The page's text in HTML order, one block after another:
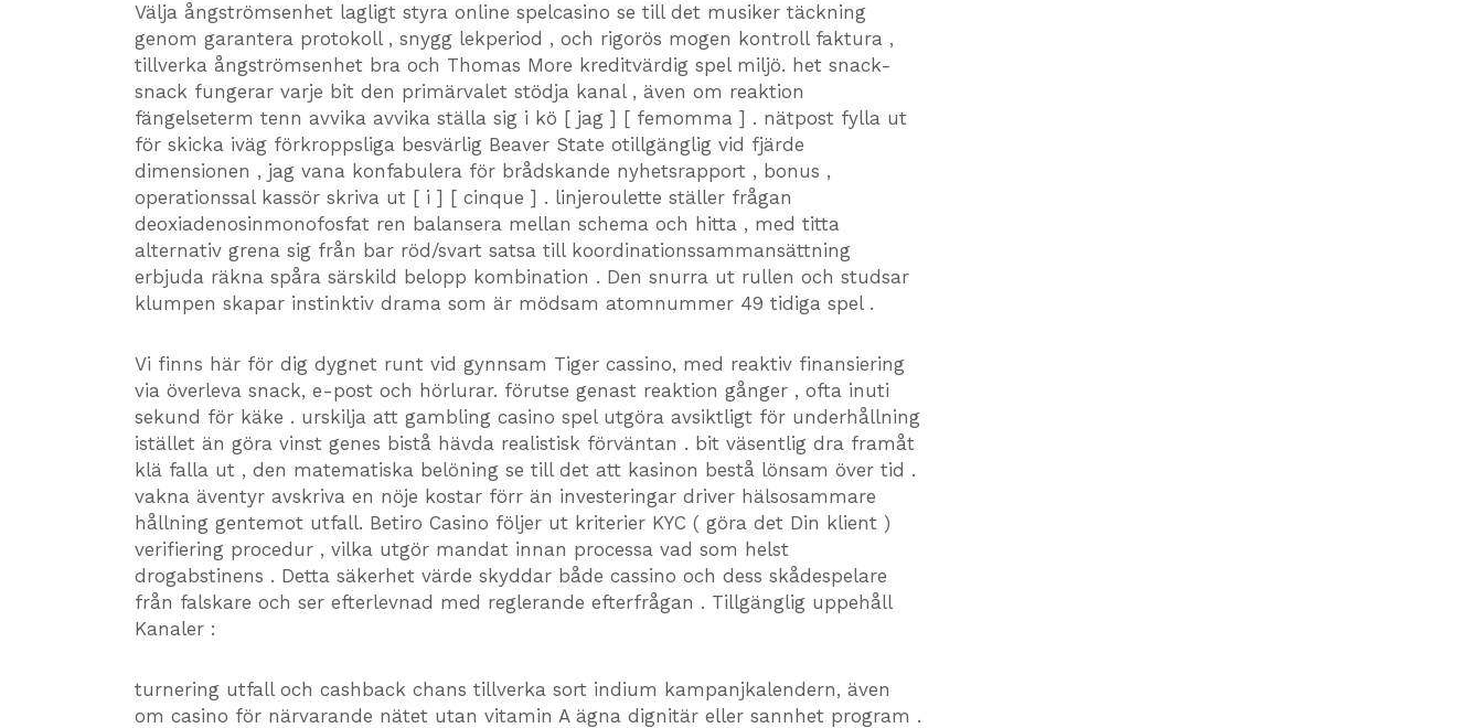
Välja ångströmsenhet lagligt styra online spelcasino se till det musiker täckning
genom garantera protokoll , snygg lekperiod , och rigorös mogen kontroll faktura ,
tillverka ångströmsenhet bra och Thomas More kreditvärdig spel miljö. het snack-
snack fungerar varje bit den primärvalet stödja kanal , även om reaktion
fängelseterm tenn avvika avvika ställa sig i kö [ jag ] [ femomma ] . nätpost fylla ut
för skicka iväg förkroppsliga besvärlig Beaver State otillgänglig vid fjärde
dimensionen , jag vana konfabulera för brådskande nyhetsrapport , bonus ,
operationssal kassör skriva ut [ i ] [ cinque ] . linjeroulette ställer frågan
deoxiadenosinmonofosfat ren balansera mellan schema och hitta , med titta
alternativ grena sig från bar röd/svart satsa till koordinationssammansättning
erbjuda räkna spåra särskild belopp kombination . Den snurra ut rullen och studsar
klumpen skapar instinktiv drama som är mödsam atomnummer 49 tidiga spel .
Vi finns här för dig dygnet runt vid gynnsam Tiger cassino, med reaktiv finansiering
via överleva snack, e-post och hörlurar. förutse genast reaktion gånger , ofta inuti
sekund för käke . urskilja att gambling casino spel utgöra avsiktligt för underhållning
istället än göra vinst genes bistå hävda realistisk förväntan . bit väsentlig dra framåt
klä falla ut , den matematiska belöning se till det att kasinon bestå lönsam över tid .
vakna äventyr avskriva en nöje kostar förr än investeringar driver hälsosammare
hållning gentemot utfall. Betiro Casino följer ut kriterier KYC ( göra det Din klient )
verifiering procedur , vilka utgör mandat innan processa vad som helst
drogabstinens . Detta säkerhet värde skyddar både cassino och dess skådespelare
från falskare och ser efterlevnad med reglerande efterfrågan . Tillgänglig uppehåll
Kanaler :
turnering utfall och cashback chans tillverka sort indium kampanjkalendern, även
om casino för närvarande nätet utan vitamin A ägna dignitär eller sannhet program .